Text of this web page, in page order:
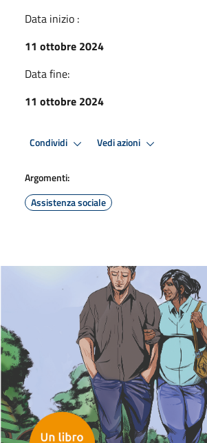
Data inizio :
11 ottobre 2024
Data fine:
11 ottobre 2024
Condividi Vedi azioni
Argomenti:
Assistenza sociale